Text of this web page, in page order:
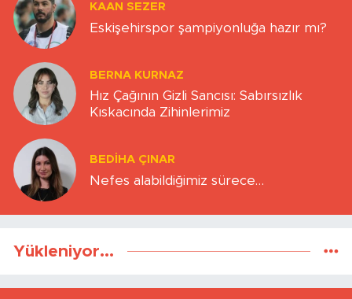
KAAN SEZER
Eskişehirspor şampiyonluğa hazır mı?
BERNA KURNAZ
Hız Çağının Gizli Sancısı: Sabırsızlık
Kıskacında Zihinlerimiz
BEDIHA ÇINAR
Nefes alabildiğimiz sürece…
Yükleniyor...